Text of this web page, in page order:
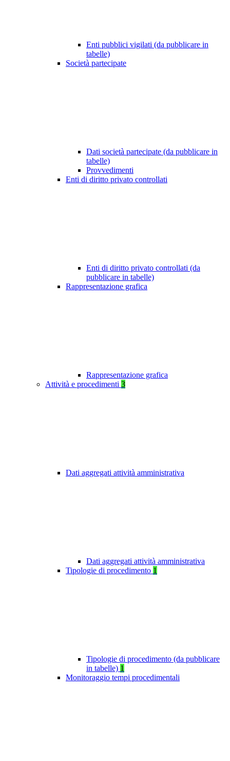
Enti pubblici vigilati (da pubblicare in
tabelle)
Società partecipate
Dati società partecipate (da pubblicare in
tabelle)
Provvedimenti
Enti di diritto privato controllati
Enti di diritto privato controllati (da
pubblicare in tabelle)
Rappresentazione grafica
Rappresentazione grafica
Attività e procedimenti 3
Dati aggregati attività amministrativa
Dati aggregati attività amministrativa
Tipologie di procedimento 1
Tipologie di procedimento (da pubblicare
in tabelle) 1
Monitoraggio tempi procedimentali